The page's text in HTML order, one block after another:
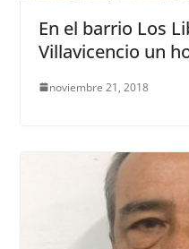
En el barrio Los
Villavicencio un
noviembre 21, 2018